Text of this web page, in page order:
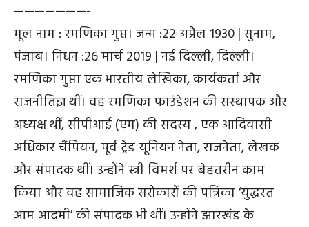
———————-
मूल नाम : रमणिका गुप्त। जन्म :22 अप्रैल 1930 | सुनाम,
पंजाब। निधन :26 मार्च 2019 | नई दिल्ली, दिल्ली।
रमणिका गुप्ता एक भारतीय लेखिका, कार्यकर्ता और
राजनीतिज्ञ थीं। वह रमणिका फाउंडेशन की संस्थापक और
अध्यक्ष थीं, सीपीआई (एम) की सदस्य , एक आदिवासी
अधिकार चैंपियन, पूर्व ट्रेड यूनियन नेता, राजनेता, लेखक
और संपादक थीं। उन्होंने स्त्री विमर्श पर बेहतरीन काम
किया और वह सामाजिक सरोकारों की पत्रिका ‘युद्धरत
आम आदमी’ की संपादक भी थीं। उन्होंने झारखंड के